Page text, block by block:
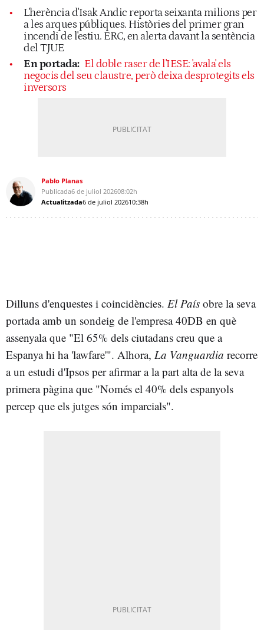
L'herència d'Isak Andic reporta seixanta milions per
a les arques públiques. Històries del primer gran
incendi de l'estiu. ERC, en alerta davant la sentència
del TJUE
En portada: El doble raser de l'IESE: 'avala' els
negocis del seu claustre, però deixa desprotegits els
inversors
Pablo Planas
Publicada6 de juliol 202608:02h
Actualitzada6 de juliol 202610:38h
Dilluns d'enquestes i coincidències. El País obre la seva
portada amb un sondeig de l'empresa 40DB en què
assenyala que "El 65% dels ciutadans creu que a
Espanya hi ha 'lawfare'". Alhora, La Vanguardia recorre
a un estudi d'Ipsos per afirmar a la part alta de la seva
primera pàgina que "Només el 40% dels espanyols
percep que els jutges són imparcials".